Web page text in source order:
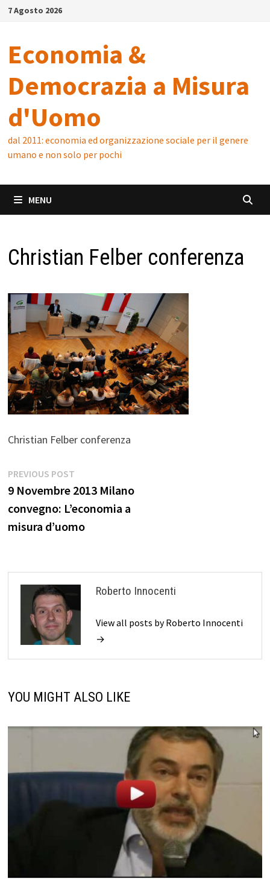
Skip7 Agosto 2026
Economia &
Democrazia a Misura
d'Uomo
dal 2011: economia ed organizzazione sociale per il genere
umano e non solo per pochi
MENU
Christian Felber conferenza
Christian Felber conferenza
Navigazione
articoli
PREVIOUS POSTPrevious
post:
9 Novembre 2013 Milano
convegno: L’economia a
misura d’uomo
Roberto Innocenti
View all posts by Roberto Innocenti
→
YOU MIGHT ALSO LIKE